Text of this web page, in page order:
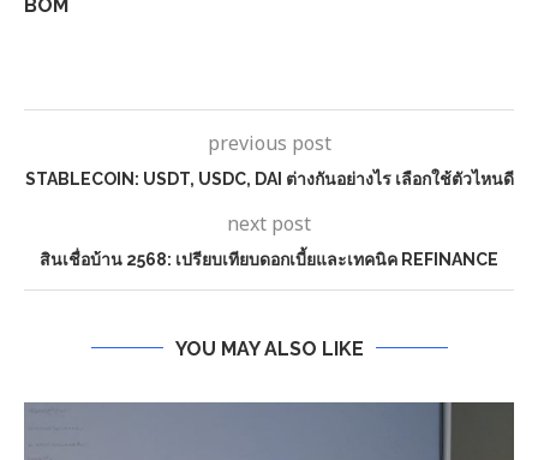
BOM
previous post
STABLECOIN: USDT, USDC, DAI ต่างกันอย่างไร เลือกใช้ตัวไหนดี
next post
สินเชื่อบ้าน 2568: เปรียบเทียบดอกเบี้ยและเทคนิค REFINANCE
YOU MAY ALSO LIKE